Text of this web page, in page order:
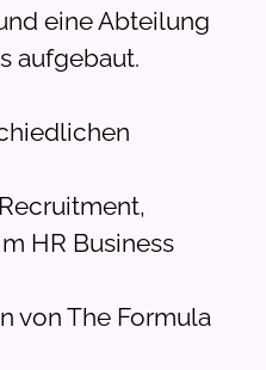
eine Abteilung
aufgebaut.
HR Business
von The Formula